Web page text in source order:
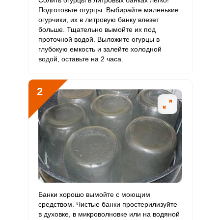
С
112.5 мкг 90 мкг 5.7 62.5
Витамин
D
Витамин
Биотин 9.1 мг 50 мг 0.8 9.1
Витамин
К
120 мкг 6.3
Витамин
РР
3.4 мг 0.8 8.5
Калий 30.3
Кальций 753.3 мг 1000 мг 3.4
Кремний 1.8 мг 30 мг 0.3 3
Подготовьте огурцы. Выбирайте маленькие
огурчики, их в литровую банку влезет
больше. Тщательно вымойте их под
проточной водой. Выложите огурцы в
глубокую емкость и залейте холодной
водой, оставьте на 2 часа.
2
Банки хорошо вымойте с моющим
средством. Чистые банки простерилизуйте
в духовке, в микроволновке или на водяной
Сообщить об ошибке